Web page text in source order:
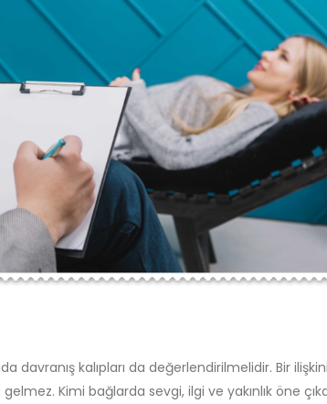
davranış kalıpları da değerlendirilmelidir. Bir
Kimi bağlarda sevgi, ilgi ve yakınlık öne